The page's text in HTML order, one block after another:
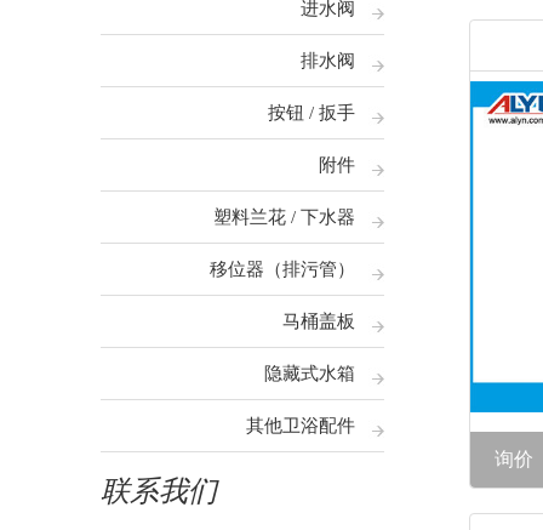
进水阀
排水阀
按钮 / 扳手
附件
塑料兰花 / 下水器
移位器（排污管）
马桶盖板
隐藏式水箱
其他卫浴配件
联系我们
询价